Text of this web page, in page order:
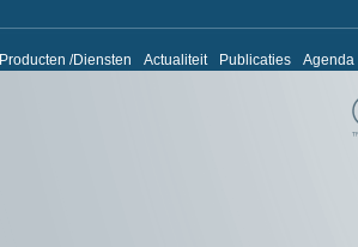
Producten /Diensten Actualiteit Publicaties Agenda